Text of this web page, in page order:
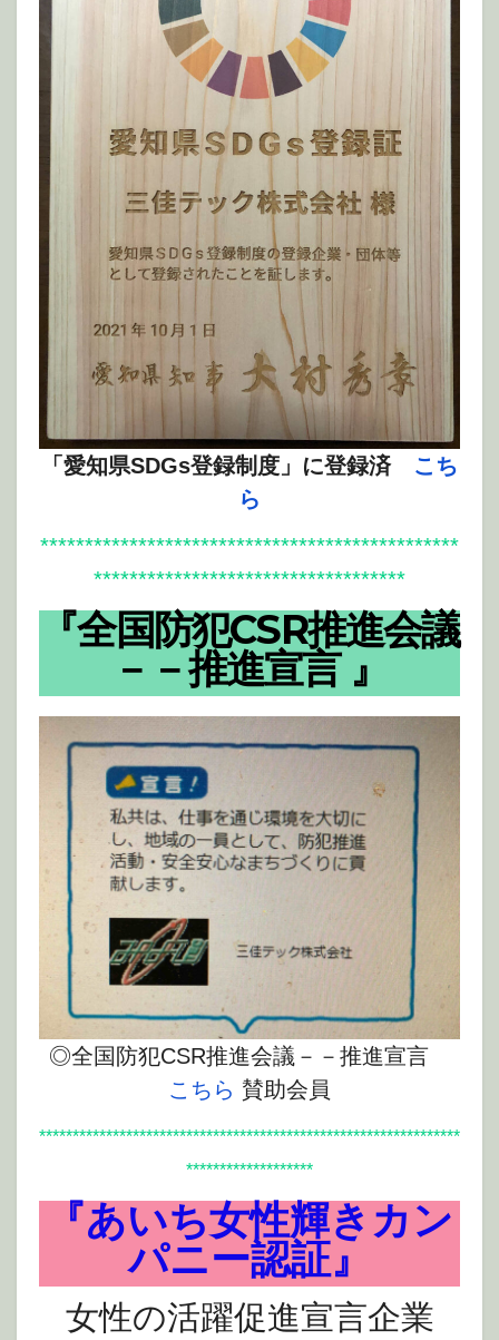
「愛知県SDGs登録制度」に登録済 こち
ら
***********************************************
***********************************
『全国防犯CSR推進会議
－－推進宣言 』
◎全国防犯CSR推進会議－－推進宣言
こちら 賛助会員
***************************************************************
*******************
『あいち女性輝きカン
パニー認証』
女性の活躍促進宣言企業